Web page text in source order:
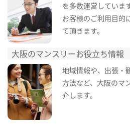
を多数運営しています
お客様のご利用目的
て頂きます。
大阪のマンスリーお役立ち情報
地域情報や、出張・
方法など、大阪のマ
介します。